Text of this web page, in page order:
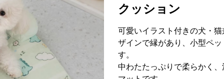
クッション
可愛いイラスト付きの犬・
ザインで縁があり、小型ペ
す。
中わたたっぷりで柔らかく